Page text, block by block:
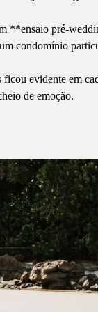
**ensaio pré-
condomínio
evidente em
de emoção.